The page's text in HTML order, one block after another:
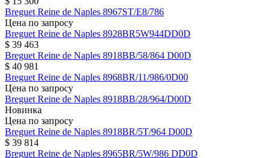
Breguet Reine de Naples 8967ST/E8/786
Цена по запросу
Breguet Reine de Naples 8928BR5W944DD0D
$ 39 463
Breguet Reine de Naples 8918BB/58/864 D00D
$ 40 981
Breguet Reine de Naples 8968BR/11/986/0D00
Цена по запросу
Breguet Reine de Naples 8918BB/28/964/D00D
Новинка
Цена по запросу
Breguet Reine de Naples 8918BR/5T/964 D00D
$ 39 814
Breguet Reine de Naples 8965BR/5W/986 DD0D